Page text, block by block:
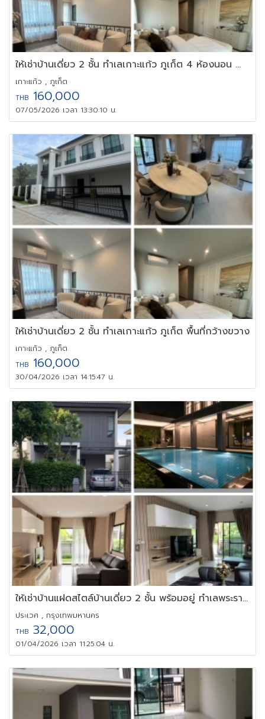
ให้เช่าบ้านเดี่ยว 2 ชั้น ทำเลเกาะแก้ว ภูเก็ต 4 ห้องนอน ทำเลดี สงบ
เกาะแก้ว , ภูเก็ต
THB 160,000
07/05/2026 เวลา 13:30:10 น.
ให้เช่าบ้านเดี่ยว 2 ชั้น ทำเลเกาะแก้ว ภูเก็ต พื้นที่กว้างขวาง
เกาะแก้ว , ภูเก็ต
THB 160,000
30/04/2026 เวลา 14:15:47 น.
ให้เช่าบ้านแฝดสไตล์บ้านเดี่ยว 2 ชั้น พร้อมอยู่ ทำเลพระราม 9
ประเวศ , กรุงเทพมหานคร
THB 32,000
01/04/2026 เวลา 11:25:04 น.